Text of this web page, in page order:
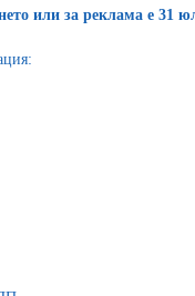
или за реклама е 31